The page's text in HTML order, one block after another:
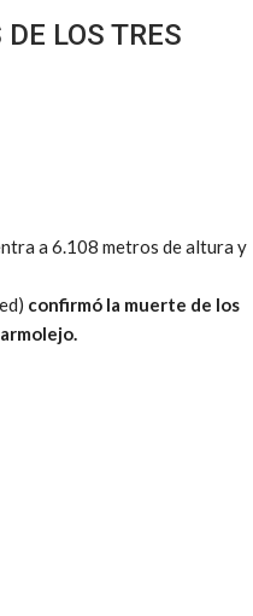
LOS TRES
a 6.108 metros de altura y
confirmó la muerte de los